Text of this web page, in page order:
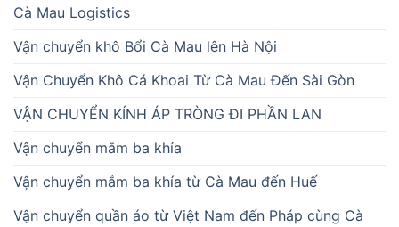
Cà Mau Logistics
Vận chuyển khô Bổi Cà Mau lên Hà Nội
Vận Chuyển Khô Cá Khoai Từ Cà Mau Đến Sài Gòn
VẬN CHUYỂN KÍNH ÁP TRÒNG ĐI PHẦN LAN
Vận chuyển mắm ba khía
Vận chuyển mắm ba khía từ Cà Mau đến Huế
Vận chuyển quần áo từ Việt Nam đến Pháp cùng Cà